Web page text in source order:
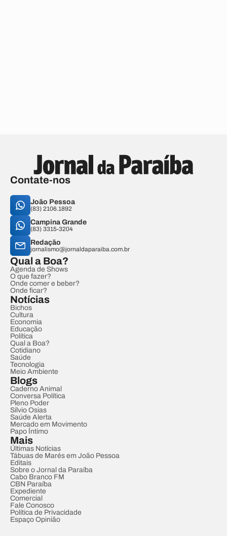
Contate-nos
João Pessoa
(83) 2106.1892
Campina Grande
(83) 3315-3204
Redação
jornalismo@jornaldaparaiba.com.br
Qual a Boa?
Agenda de Shows
O que fazer?
Onde comer e beber?
Onde ficar?
Notícias
Bichos
Cultura
Economia
Educação
Política
Qual a Boa?
Cotidiano
Saúde
Tecnologia
Meio Ambiente
Blogs
Caderno Animal
Conversa Política
Pleno Poder
Sílvio Osias
Saúde Alerta
Mercado em Movimento
Papo Íntimo
Mais
Últimas Notícias
Tábuas de Marés em João Pessoa
Editais
Sobre o Jornal da Paraíba
Cabo Branco FM
CBN Paraíba
Expediente
Comercial
Fale Conosco
Política de Privacidade
Espaço Opinião